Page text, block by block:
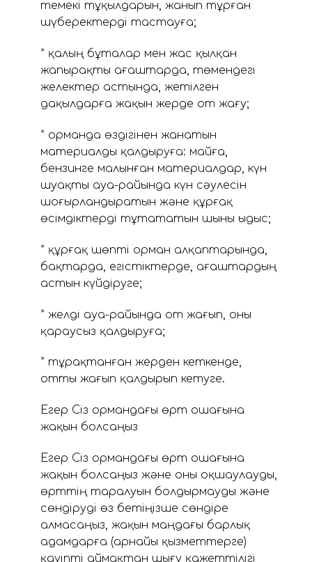
темекі тұқылдарын, жанып тұрған
шүберектерді тастауға;
* қалың бұталар мен жас қылқан
жапырақты ағаштарда, төмендегі
желектер астында, жетілген
дақылдарға жақын жерде от жағу;
* орманда өздігінен жанатын
материалды қалдыруға: майға,
бензинге малынған материалдар, күн
шуақты ауа-райында күн сәулесін
шоғырландыратын және құрғақ
өсімдіктерді тұтататын шыны ыдыс;
* құрғақ шөпті орман алқаптарында,
бақтарда, егістіктерде, ағаштардың
астын күйдіруге;
* желді ауа-райында от жағып, оны
қараусыз қалдыруға;
* тұрақтанған жерден кеткенде,
отты жағып қалдырып кетуге.
Егер Сіз ормандағы өрт ошағына
жақын болсаңыз
Егер Сіз ормандағы өрт ошағына
жақын болсаңыз және оны оқшаулауды,
өрттің таралуын болдырмауды және
сөндіруді өз бетіңізше сөндіре
алмасаңыз, жақын маңдағы барлық
адамдарға (арнайы қызметтерге)
қауіпті аймақтан шығу қажеттілігі